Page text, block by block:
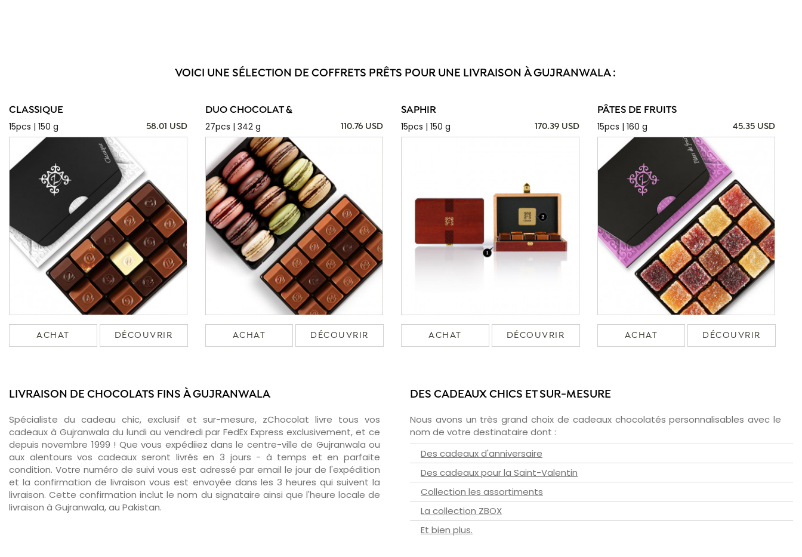
VOICI UNE SÉLECTION DE COFFRETS PRÊTS POUR UNE LIVRAISON À GUJRANWALA :
CLASSIQUE
15pcs | 150 g
58.01 USD
ACHAT DÉCOUVRIR
DUO CHOCOLAT &
27pcs | 342 g
110.76 USD
ACHAT DÉCOUVRIR
SAPHIR
15pcs | 150 g
170.39 USD
ACHAT DÉCOUVRIR
PÂTES DE FRUITS
15pcs | 160 g
45.35 USD
ACHAT DÉCOUVRIR
LIVRAISON DE CHOCOLATS FINS À GUJRANWALA
Spécialiste du cadeau chic, exclusif et sur-mesure, zChocolat livre tous vos
cadeaux à Gujranwala du lundi au vendredi par FedEx Express exclusivement, et ce
depuis novembre 1999 ! Que vous expédiiez dans le centre-ville de Gujranwala ou
aux alentours vos cadeaux seront livrés en 3 jours - à temps et en parfaite
condition. Votre numéro de suivi vous est adressé par email le jour de l'expédition
et la confirmation de livraison vous est envoyée dans les 3 heures qui suivent la
livraison. Cette confirmation inclut le nom du signataire ainsi que l'heure locale de
livraison à Gujranwala, au Pakistan.
DES CADEAUX CHICS ET SUR-MESURE
Nous avons un très grand choix de cadeaux chocolatés personnalisables avec le
nom de votre destinataire dont :
Des cadeaux d'anniversaire
Des cadeaux pour la Saint-Valentin
Collection les assortiments
La collection ZBOX
Et bien plus.